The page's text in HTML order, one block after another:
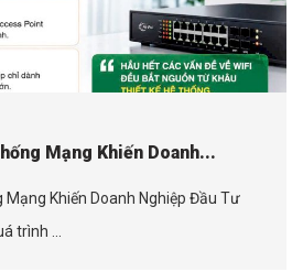
Mạng Khiến Doanh...
Mạng Khiến Doanh Nghiệp Đầu Tư
trình ...